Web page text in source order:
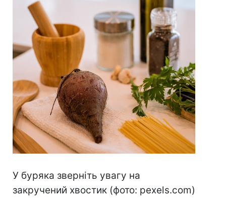
У буряка зверніть увагу на
закручений хвостик (фото: pexels.com)